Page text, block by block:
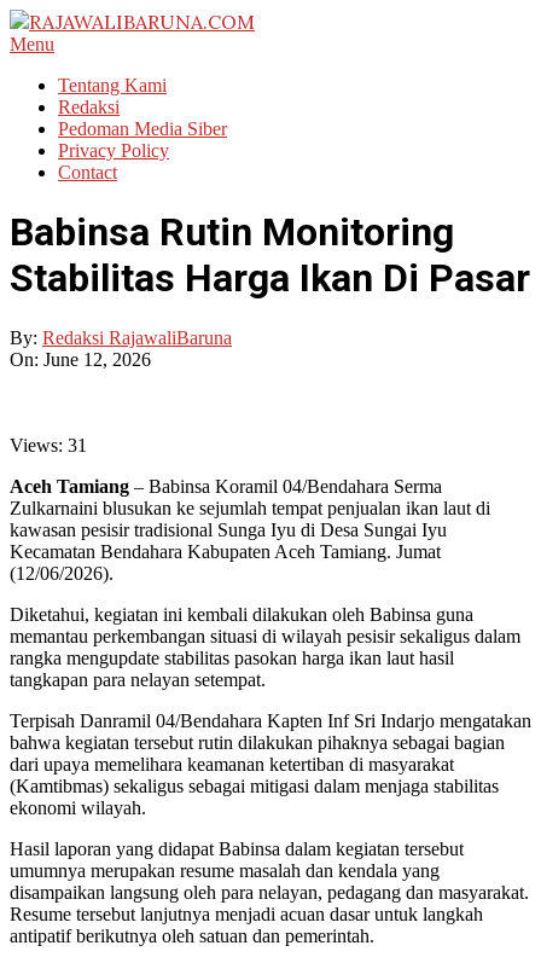
Skip
to
RAJAWALIBARUNA.COM
Primary
Menu
Menu
Tentang Kami
Redaksi
Pedoman Media Siber
Privacy Policy
Contact
Babinsa Rutin Monitoring
Stabilitas Harga Ikan Di Pasar
By: Redaksi RajawaliBaruna
On: June 12, 2026
Views: 31
Aceh Tamiang – Babinsa Koramil 04/Bendahara Serma
Zulkarnaini blusukan ke sejumlah tempat penjualan ikan laut di
kawasan pesisir tradisional Sunga Iyu di Desa Sungai Iyu
Kecamatan Bendahara Kabupaten Aceh Tamiang. Jumat
(12/06/2026).
Diketahui, kegiatan ini kembali dilakukan oleh Babinsa guna
memantau perkembangan situasi di wilayah pesisir sekaligus dalam
rangka mengupdate stabilitas pasokan harga ikan laut hasil
tangkapan para nelayan setempat.
Terpisah Danramil 04/Bendahara Kapten Inf Sri Indarjo mengatakan
bahwa kegiatan tersebut rutin dilakukan pihaknya sebagai bagian
dari upaya memelihara keamanan ketertiban di masyarakat
(Kamtibmas) sekaligus sebagai mitigasi dalam menjaga stabilitas
ekonomi wilayah.
Hasil laporan yang didapat Babinsa dalam kegiatan tersebut
umumnya merupakan resume masalah dan kendala yang
disampaikan langsung oleh para nelayan, pedagang dan masyarakat.
Resume tersebut lanjutnya menjadi acuan dasar untuk langkah
antipatif berikutnya oleh satuan dan pemerintah.